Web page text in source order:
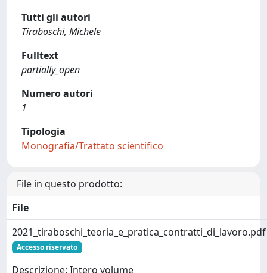
Tutti gli autori
Tiraboschi, Michele
Fulltext
partially_open
Numero autori
1
Tipologia
Monografia/Trattato scientifico
File in questo prodotto:
File
2021_tiraboschi_teoria_e_pratica_contratti_di_lavoro.pdf
Accesso riservato
Descrizione: Intero volume